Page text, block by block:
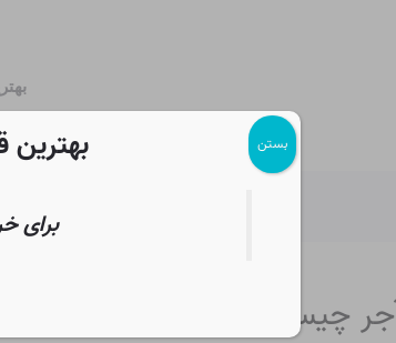
چیست؟
بهترین
برای
بستن